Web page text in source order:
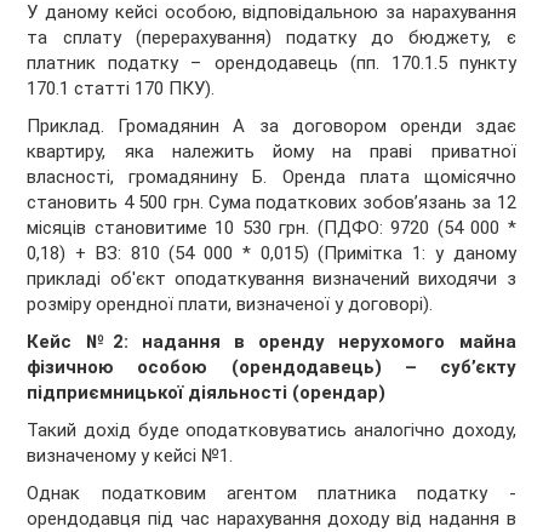
У даному кейсі особою, відповідальною за нарахування
та сплату (перерахування) податку до бюджету, є
платник податку – орендодавець (пп. 170.1.5 пункту
170.1 статті 170 ПКУ).
Приклад. Громадянин А за договором оренди здає
квартиру, яка належить йому на праві приватної
власності, громадянину Б. Оренда плата щомісячно
становить 4 500 грн. Сума податкових зобов’язань за 12
місяців становитиме 10 530 грн. (ПДФО: 9720 (54 000 *
0,18) + ВЗ: 810 (54 000 * 0,015) (Примітка 1: у даному
прикладі об'єкт оподаткування визначений виходячи з
розміру орендної плати, визначеної у договорі).
Кейс №2:
надання в оренду нерухомого майна
фізичною особою (орендодавець) – суб’єкту
підприємницької діяльності (орендар)
Такий дохід буде оподатковуватись аналогічно доходу,
визначеному у кейсі №1.
Однак податковим агентом платника податку -
орендодавця під час нарахування доходу від надання в